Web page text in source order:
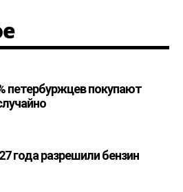
петербуржцев покупают
года разрешили бензин